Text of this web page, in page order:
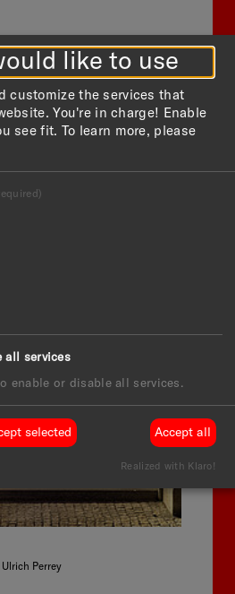
Perrey
like to use
customize the services that
You're in charge! Enable
see fit. To learn more, please
all services
enable or disable all services.
selected Accept all
Realized with Klaro!